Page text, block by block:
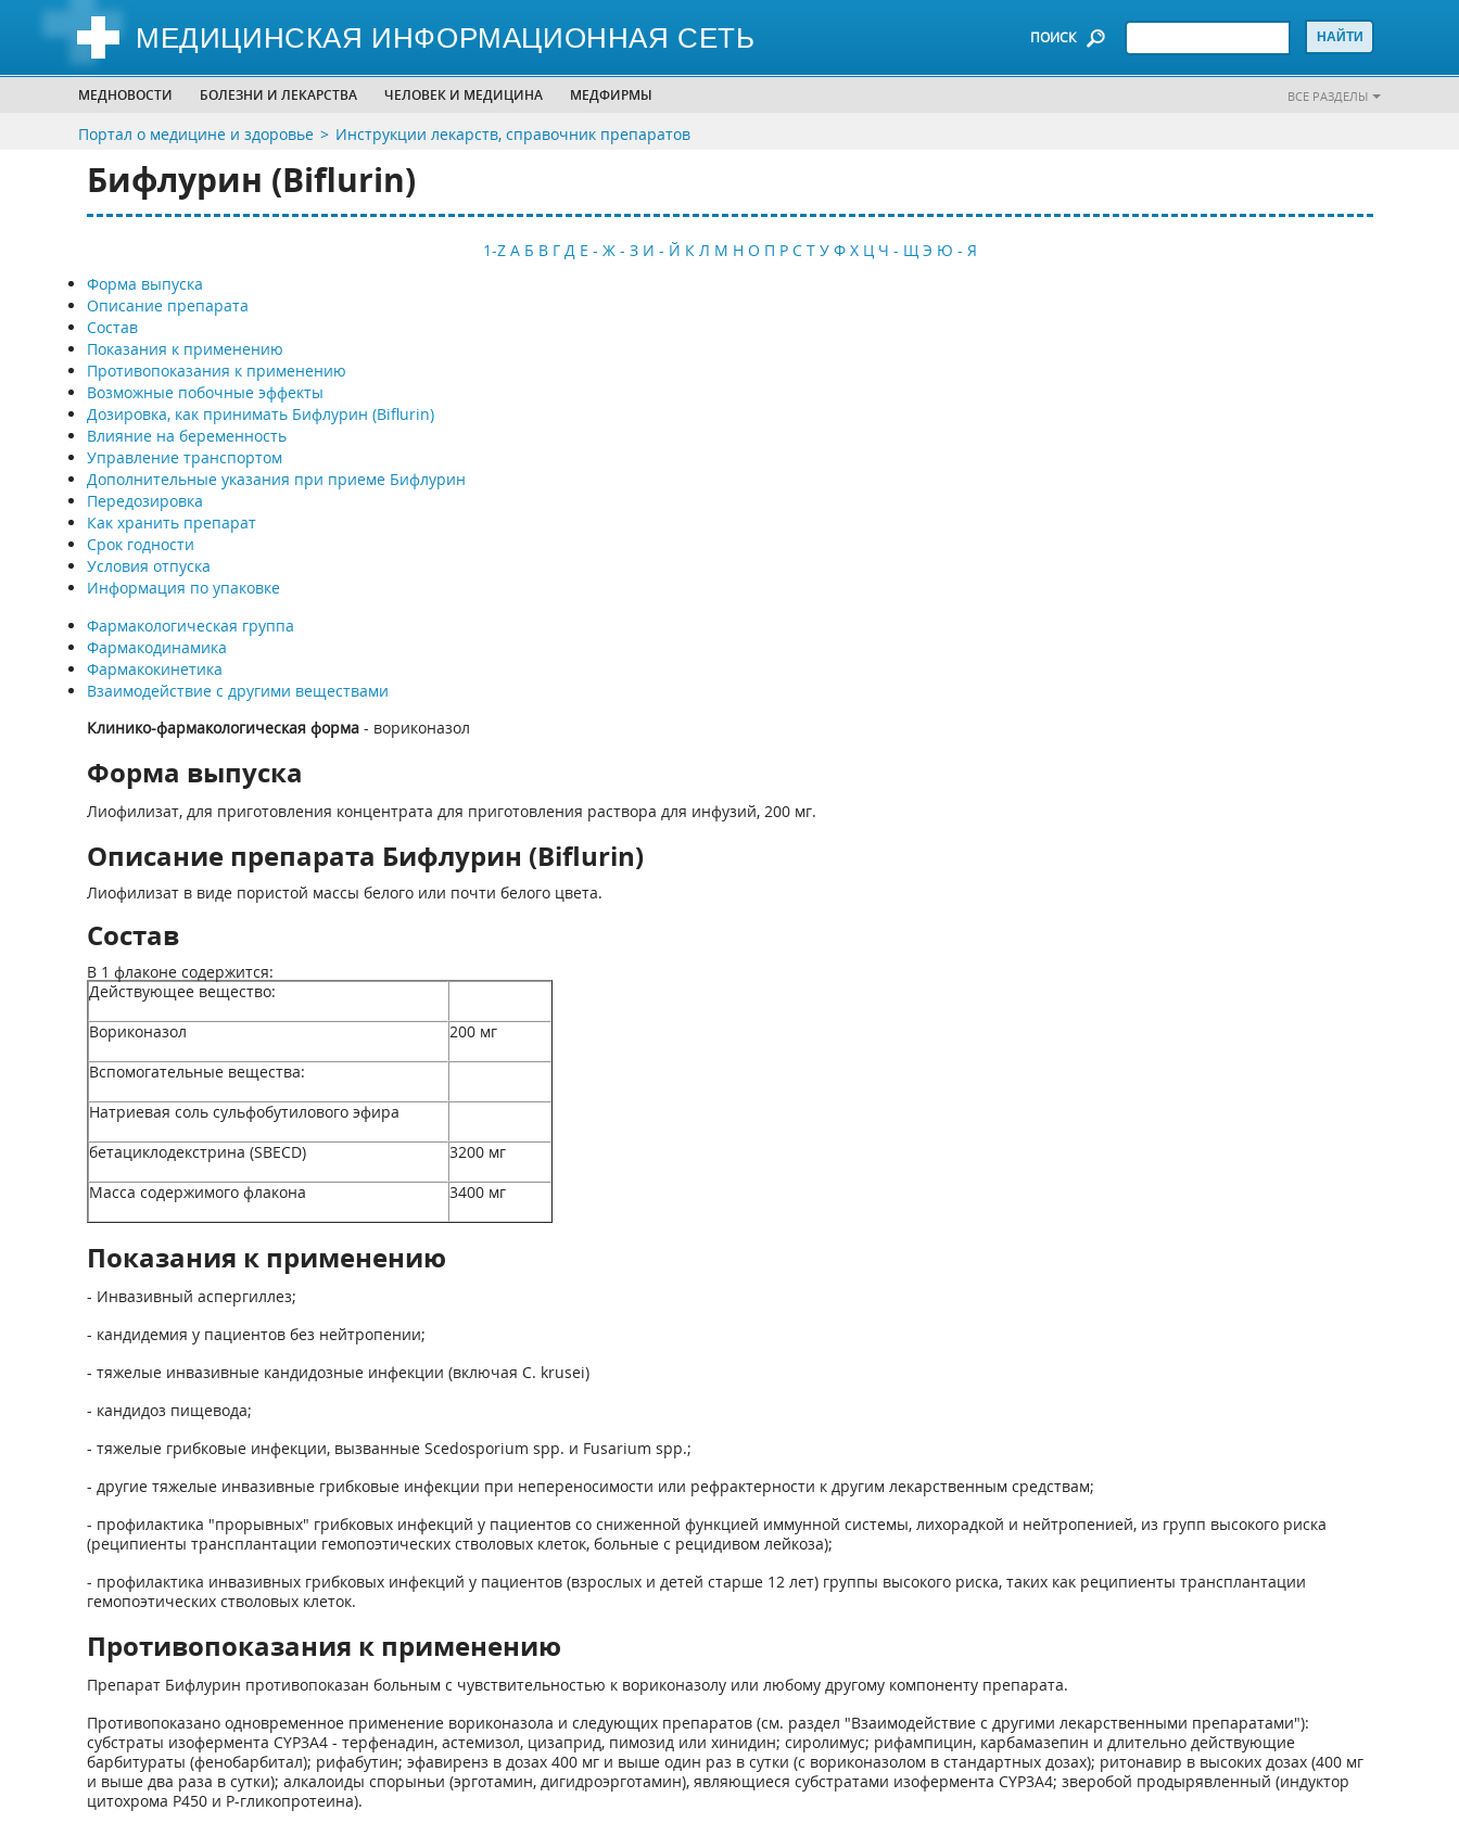
МЕДИЦИНСКАЯ ИНФОРМАЦИОННАЯ СЕТЬ ПОИСК
МЕДНОВОСТИ БОЛЕЗНИ И ЛЕКАРСТВА ЧЕЛОВЕК И МЕДИЦИНА МЕДФИРМЫ ВСЕ РАЗДЕЛЫ
Портал о медицине и здоровье Инструкции лекарств, справочник препаратов
Бифлурин (Biflurin)
1-Z А Б В Г Д Е - Ж - З И - Й К Л М Н О П Р С Т У Ф Х Ц Ч - Щ Э Ю - Я
Форма выпуска
Описание препарата
Состав
Показания к применению
Противопоказания к применению
Возможные побочные эффекты
Дозировка, как принимать Бифлурин (Biflurin)
Влияние на беременность
Управление транспортом
Дополнительные указания при приеме Бифлурин
Передозировка
Как хранить препарат
Срок годности
Условия отпуска
Информация по упаковке
Фармакологическая группа
Фармакодинамика
Фармакокинетика
Взаимодействие с другими веществами
Клинико-фармакологическая форма- вориконазол
Форма выпуска
Лиофилизат, для приготовления концентрата для приготовления раствора для инфузий, 200 мг.
Описание препарата Бифлурин (Biflurin)
Лиофилизат в виде пористой массы белого или почти белого цвета.
Состав
В 1 флаконе содержится:
Действующее вещество:
Вориконазол
200 мг
Вспомогательные вещества:
Натриевая соль сульфобутилового эфира
бетациклодекстрина (SBECD)
3200 мг
Масса содержимого флакона
3400 мг
Показания к применению
- Инвазивный аспергиллез;
- кандидемия у пациентов без нейтропении;
- тяжелые инвазивные кандидозные инфекции (включая С. krusei)
- кандидоз пищевода;
- тяжелые грибковые инфекции, вызванные Scedosporium spp. и Fusarium spp.;
- другие тяжелые инвазивные грибковые инфекции при непереносимости или рефрактерности к другим лекарственным средствам;
- профилактика "прорывных" грибковых инфекций у пациентов со сниженной функцией иммунной системы, лихорадкой и нейтропенией, из групп высокого риска
(реципиенты трансплантации гемопоэтических стволовых клеток, больные с рецидивом лейкоза);
- профилактика инвазивных грибковых инфекций у пациентов (взрослых и детей старше 12 лет) группы высокого риска, таких как реципиенты трансплантации
гемопоэтических стволовых клеток.
Противопоказания к применению
Препарат Бифлурин противопоказан больным с чувствительностью к вориконазолу или любому другому компоненту препарата.
Противопоказано одновременное применение вориконазола и следующих препаратов (см. раздел "Взаимодействие с другими лекарственными препаратами"):
субстраты изофермента CYP3A4 - терфенадин, астемизол, цизаприд, пимозид или хинидин; сиролимус; рифампицин, карбамазепин и длительно действующие
барбитураты (фенобарбитал); рифабутин; эфавиренз в дозах 400 мг и выше один раз в сутки (с вориконазолом в стандартных дозах); ритонавир в высоких дозах (400 мг
и выше два раза в сутки); алкалоиды спорыньи (эрготамин, дигидроэрготамин), являющиеся субстратами изофермента CYP3A4; зверобой продырявленный (индуктор
цитохрома Р450 и Р-гликопротеина).